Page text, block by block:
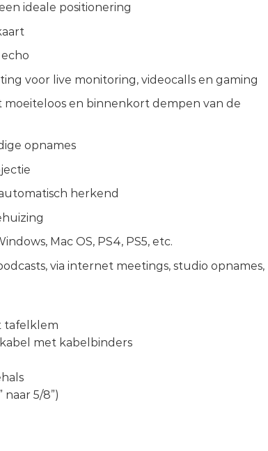
ideale positionering
voor live monitoring, videocalls en gaming
en binnenkort dempen van de
opnames
herkend
Mac OS, PS4, PS5, etc.
via internet meetings, studio opnames,
tafelklem
kabel met kabelbinders
5/8”)